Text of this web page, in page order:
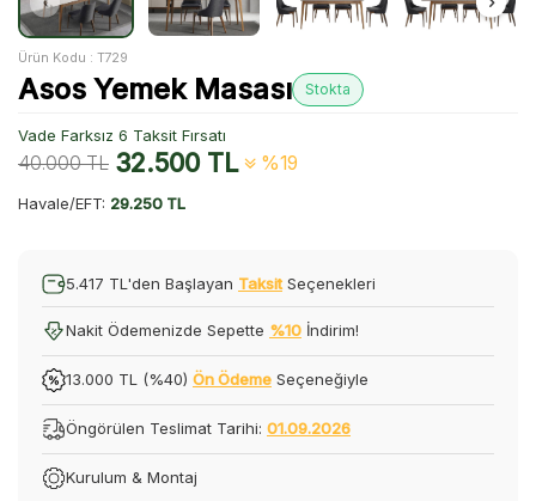
Ürün Kodu : T729
Asos Yemek Masası Stokta
Vade Farksız 6 Taksit Fırsatı
40.000TL 32.500TL %19
Havale/EFT: 29.250 TL
5.417 TL'den Başlayan Taksit Seçenekleri
Nakit Ödemenizde Sepette %10 İndirim!
13.000 TL (%40) Ön Ödeme Seçeneğiyle
Öngörülen Teslimat Tarihi: 01.09.2026
Kurulum & Montaj